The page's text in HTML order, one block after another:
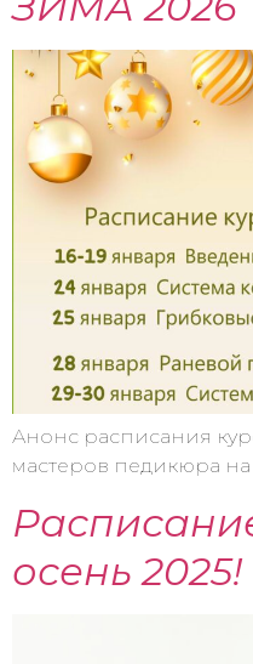
Анонс расписания
мастеров педикюра на
осень 2025!